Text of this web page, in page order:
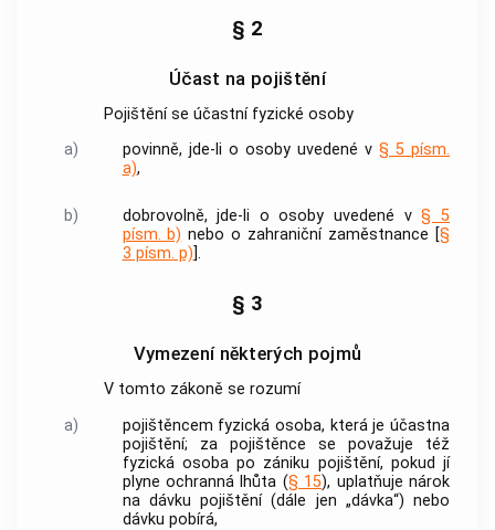
§ 2
Účast na pojištění
Pojištění se účastní fyzické osoby
a)
povinně, jde-li o osoby uvedené v § 5 písm.
a),
b) dobrovolně, jde-li o osoby uvedené v§ 5
písm. b) nebo o zahraniční zaměstnance [§
3 písm. p)].
§ 3
Vymezení některých pojmů
V tomto zákoně se rozumí
a)
pojištěncem fyzická osoba, která je účastna
pojištění; za pojištěnce se považuje též
fyzická osoba po zániku pojištění, pokud jí
plyne ochranná lhůta (§ 15), uplatňuje nárok
na dávku pojištění (dále jen „dávka“) nebo
dávku pobírá,